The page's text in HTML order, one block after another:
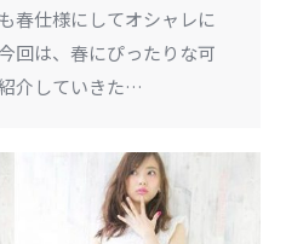
春仕様にしてオシャレに
回は、春にぴったりな可
介していきた…